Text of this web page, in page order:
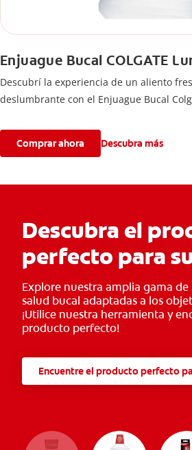
Enjuague Bucal COLGATE
Descubrí la experiencia de un aliento
deslumbrante con el Enjuague Bucal
Comprar ahora Descubra más
Descubra el
perfecto para
Explore nuestra amplia gama de
salud bucal adaptadas a los
¡Utilice nuestra herramienta y
producto perfecto!
Encuentre el producto perfecto